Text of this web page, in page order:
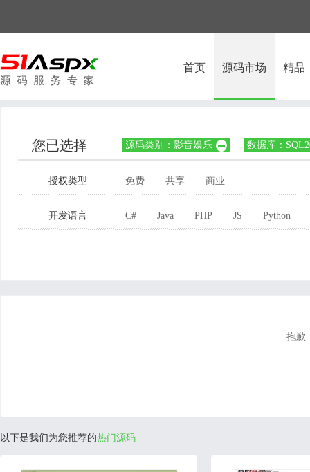
首页 源码市场 精品
您已选择 源码类别：影音娱乐  数据库：
授权类型 免费 共享 商业
开发语言 C# Java PHP JS Python
抱歉
以下是我们为您推荐的热门源码